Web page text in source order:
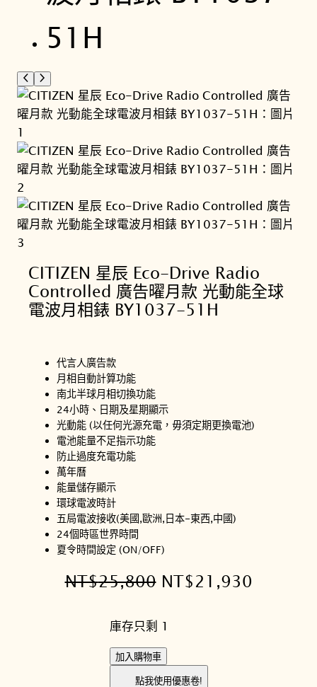
CITIZEN 星辰 Eco-Drive Radio
Controlled 廣告曜月款 光動能全球
電波月相錶 BY1037-51H
代言人廣告款
月相自動計算功能
南北半球月相切換功能
24小時、日期及星期顯示
光動能 (以任何光源充電，毋須定期更換電池)
電池能量不足指示功能
防止過度充電功能
萬年曆
能量儲存顯示
環球電波時計
五局電波接收(美國,歐洲,日本-東西,中國)
24個時區世界時間
夏令時間設定 (ON/OFF)
NT$25,800 原
價
格
：
NT$21,930
庫存只剩 1
C加入購物車
點我使用優惠卷!